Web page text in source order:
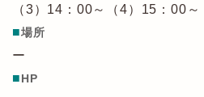
（3）14：00～（4）15：00～
■場所
ー
■HP